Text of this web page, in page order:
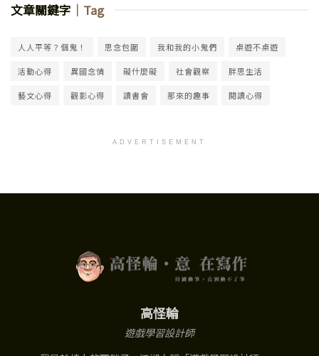
文章關鍵字 ｜Tag
人人平等？個鬼！ 思念包圍 我和我的小鬼們 桌遊不桌遊
活動心得 異國念情 礙什麼礙 社會觀察 胖思生活
藝文心得 觀影心得 讀書會 那來的趣事 閱讀心得
ADVERTISEMENT
高怪輪
遊戲學習設計師